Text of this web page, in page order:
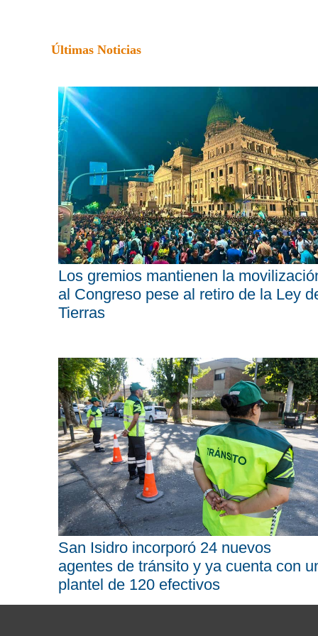
Últimas Noticias
Los gremios mantienen la
al Congreso pese al retiro de la Ley
Tierras
San Isidro incorporó 24 nuevos
agentes de tránsito y ya cuenta con
plantel de 120 efectivos